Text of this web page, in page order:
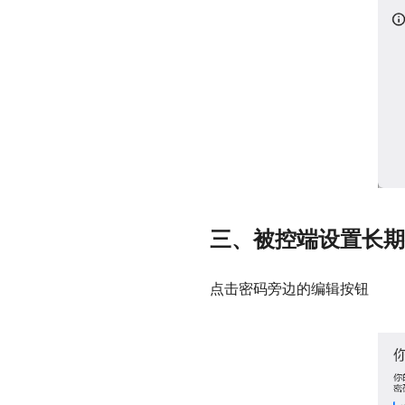
三、被控端设置长
点击密码旁边的编辑按钮